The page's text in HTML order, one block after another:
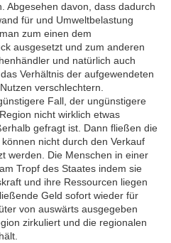
Abgesehen davon, dass dadurch
für und Umweltbelastung
zum einen dem
ausgesetzt und zum anderen
und natürlich auch
Verhältnis der aufgewendeten
verschlechtern.
Fall, der ungünstigere
nicht wirklich etwas
gefragt ist. Dann fließen die
nicht durch den Verkauf
werden. Die Menschen in einer
Tropf des Staates indem sie
und ihre Ressourcen liegen
Geld sofort wieder für
von auswärts ausgegeben
zirkuliert und die regionalen